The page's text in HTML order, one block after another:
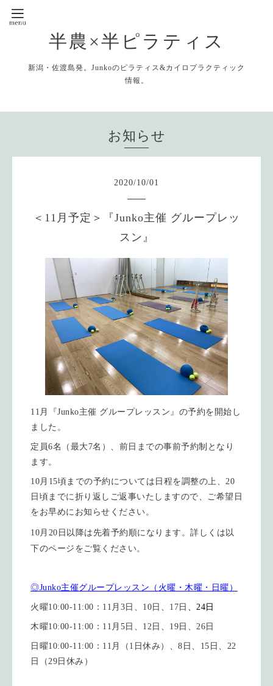
半農×半ピラティス
新潟・佐渡島発。Junkoのピラティス&カイロプラクティック
情報。
お知らせ
2020/10/01
＜11月予定＞『Junko主催 グループレッ
スン』
11月『Junko主催 グループレッスン』の予約を開始し
ました。
定員6名（最大7名）、前日までの事前予約制となり
ます。
10月15頃までの予約については日程を調整の上、20
日頃までに折り返しご返事いたしますので、ご希望日
をお早めにお知らせください。
10月20日以降は先着予約順になります。詳しくは以
下のページをご覧ください。
◎Junko主催グループレッスン（火曜・木曜・日曜）
火曜10:00-11:00：11月3日、10日、17日 、24日
木曜10:00-11:00：11月5日、12日、19日、26日
日曜10:00-11:00：11月（1日休み）、8日、15日、22
日（29日休み）